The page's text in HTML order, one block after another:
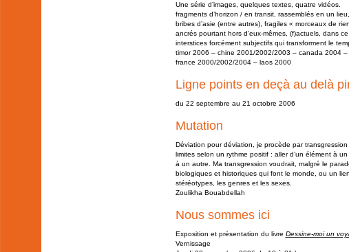
Une série d’images, quelques textes, quatre vidéos.
fragments d’horizon / en transit, rassemblés en un
bribes d’asie (entre autres), fragiles « morceaux de
ancrés pourtant hors d’eux-mêmes, (f)actuels, dans
interstices forcément subjectifs qui transforment le
timor 2006 – chine 2001/2002/2003 – canada 2004
france 2000/2002/2004 – laos 2000
Ligne points en deçà au delà
du 22 septembre au 21 octobre 2006
Mutation
Déviation pour déviation, je procède par
limites selon un rythme positif : aller d’un élément à
à un autre. Ma transgression voudrait, malgré le
biologiques et historiques qui font le monde, ou un
stéréotypes, les genres et les sexes.
Zoulikha Bouabdellah
Nous sommes ici
Exposition et présentation du livre Dessine-moi un
Vernissage